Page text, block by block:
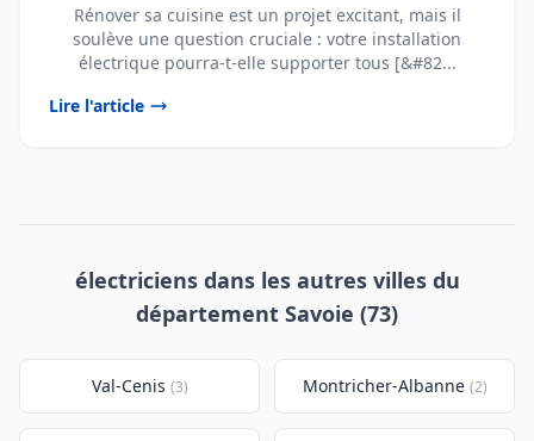
Rénover sa cuisine est un projet excitant, mais il
soulève une question cruciale : votre installation
électrique pourra-t-elle supporter tous [&#82...
Lire l'article
électriciens dans les autres villes du
département Savoie (73)
Val-Cenis (3) Montricher-Albanne (2)